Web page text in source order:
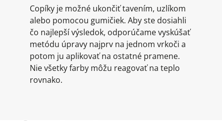
Copíky je možné ukončiť tavením, uzlíkom
alebo pomocou gumičiek. Aby ste dosiahli
čo najlepší výsledok, odporúčame vyskúšať
metódu úpravy najprv na jednom vrkoči a
potom ju aplikovať na ostatné pramene.
Nie všetky farby môžu reagovať na teplo
rovnako.